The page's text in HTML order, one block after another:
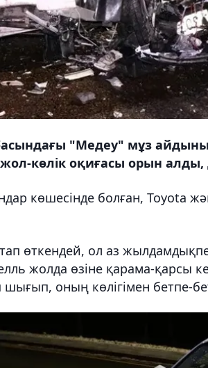
"Медеу" мұз
көлік оқиғасы орын
көшесінде болған, Toyota
атап өткендей, ол аз
жолда өзіне қарама-қарсы
оның көлігімен бетпе-